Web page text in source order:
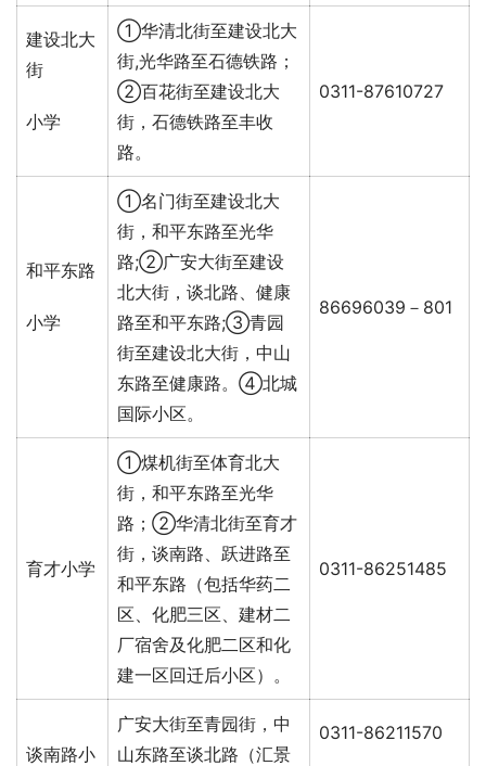
建设北大
街
小学
①华清北街至建设北大
街,光华路至石德铁路；
②百花街至建设北大
街，石德铁路至丰收
路。
0311-87610727
和平东路
小学
①名门街至建设北大
街，和平东路至光华
路;②广安大街至建设
北大街，谈北路、健康
路至和平东路;③青园
街至建设北大街，中山
东路至健康路。④北城
国际小区。
86696039－801
育才小学
①煤机街至体育北大
街，和平东路至光华
路；②华清北街至育才
街，谈南路、跃进路至
和平东路（包括华药二
区、化肥三区、建材二
厂宿舍及化肥二区和化
建一区回迁后小区）。
0311-86251485
谈南路小
广安大街至青园街，中
山东路至谈北路（汇景
0311-86211570